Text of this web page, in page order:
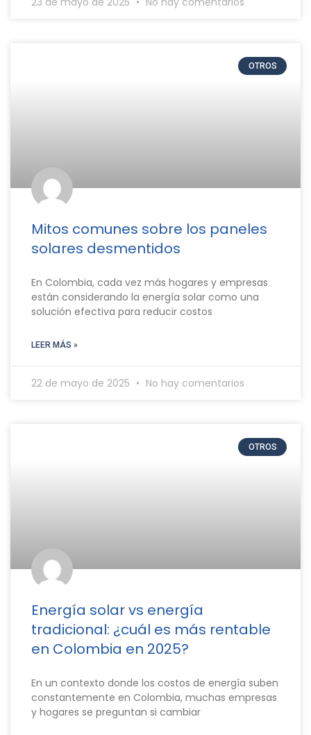
OTROS
Mitos comunes sobre los paneles
solares desmentidos
En Colombia, cada vez más hogares y empresas
están considerando la energía solar como una
solución efectiva para reducir costos
LEER MÁS »
22 de mayo de 2025 No hay comentarios
OTROS
Energía solar vs energía
tradicional: ¿cuál es más rentable
en Colombia en 2025?
En un contexto donde los costos de energía suben
constantemente en Colombia, muchas empresas
y hogares se preguntan si cambiar